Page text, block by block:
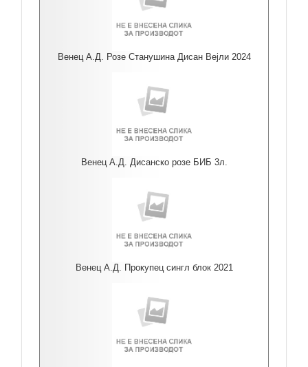
Венец А.Д. Розе Станушина Дисан Вејли 2024
Венец А.Д. Дисанско розе БИБ 3л.
Венец А.Д. Прокупец сингл блок 2021